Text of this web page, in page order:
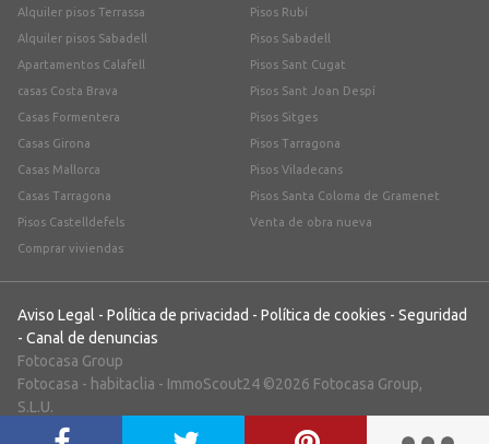
Alquiler pisos Terrassa
Alquiler pisos Sabadell
Apartamentos Calafell
casas Costa Brava
Casas Formentera
Casas Girona
Casas Mallorca
Casas Tarragona
Pisos Castelldefels
Comprar viviendas
Pisos Rubí
Pisos Sabadell
Pisos Sant Cugat
Pisos Sant Joan Despí
Pisos Sitges
Pisos Tarragona
Pisos Viladecans
Pisos Santa Coloma de Gramenet
Venta de obra nueva
Aviso Legal - Política de privacidad - Política de cookies - Seguridad
- Canal de denuncias
Fotocasa Group
Fotocasa - habitaclia - ImmoScout24 ©2026 Fotocasa Group,
S.L.U.